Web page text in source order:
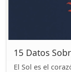
15 Datos
El Sol es el